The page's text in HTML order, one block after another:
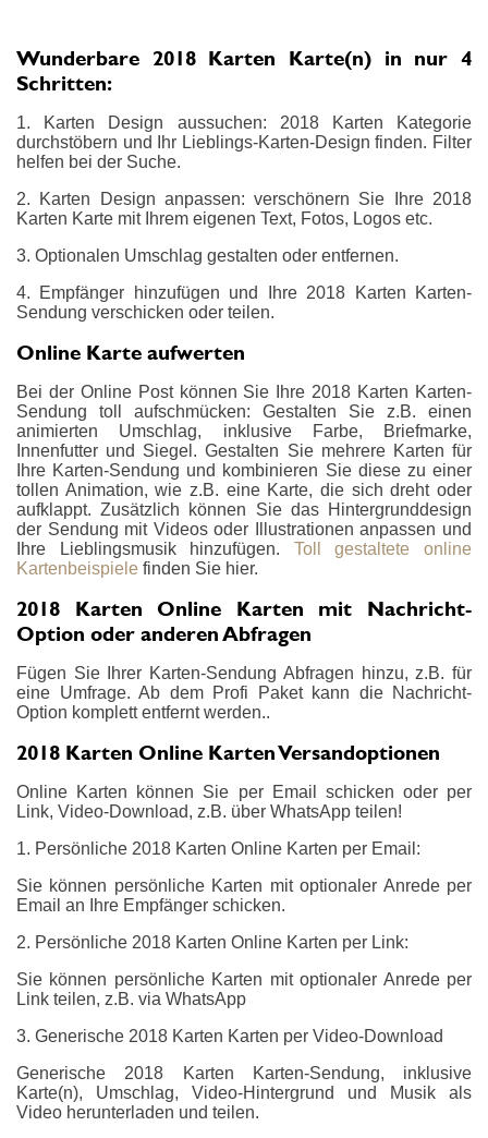
Wunderbare 2018 Karten Karte(n) in nur 4
Schritten:
1. Karten Design aussuchen: 2018 Karten Kategorie
durchstöbern und Ihr Lieblings-Karten-Design finden. Filter
helfen bei der Suche.
2. Karten Design anpassen: verschönern Sie Ihre 2018
Karten Karte mit Ihrem eigenen Text, Fotos, Logos etc.
3. Optionalen Umschlag gestalten oder entfernen.
4. Empfänger hinzufügen und Ihre 2018 Karten Karten-
Sendung verschicken oder teilen.
Online Karte aufwerten
Bei der Online Post können Sie Ihre 2018 Karten Karten-
Sendung toll aufschmücken: Gestalten Sie z.B. einen
animierten Umschlag, inklusive Farbe, Briefmarke,
Innenfutter und Siegel. Gestalten Sie mehrere Karten für
Ihre Karten-Sendung und kombinieren Sie diese zu einer
tollen Animation, wie z.B. eine Karte, die sich dreht oder
aufklappt. Zusätzlich können Sie das Hintergrunddesign
der Sendung mit Videos oder Illustrationen anpassen und
Ihre Lieblingsmusik hinzufügen. Toll gestaltete online
Kartenbeispiele finden Sie hier.
2018 Karten Online Karten mit Nachricht-
Option oder anderen Abfragen
Fügen Sie Ihrer Karten-Sendung Abfragen hinzu, z.B. für
eine Umfrage. Ab dem Profi Paket kann die Nachricht-
Option komplett entfernt werden..
2018 Karten Online Karten Versandoptionen
Online Karten können Sie per Email schicken oder per
Link, Video-Download, z.B. über WhatsApp teilen!
1. Persönliche 2018 Karten Online Karten per Email:
Sie können persönliche Karten mit optionaler Anrede per
Email an Ihre Empfänger schicken.
2. Persönliche 2018 Karten Online Karten per Link:
Sie können persönliche Karten mit optionaler Anrede per
Link teilen, z.B. via WhatsApp
3. Generische 2018 Karten Karten per Video-Download
Generische 2018 Karten Karten-Sendung, inklusive
Karte(n), Umschlag, Video-Hintergrund und Musik als
Video herunterladen und teilen.